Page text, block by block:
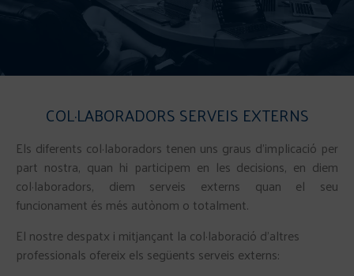
COL·LABORADORS SERVEIS EXTERNS
Els diferents col·laboradors tenen uns graus d’implicació per
part nostra, quan hi participem en les decisions, en diem
col·laboradors, diem serveis externs quan el seu
funcionament és més autònom o totalment.
El nostre despatx i mitjançant la col·laboració d’altres
professionals ofereix els següents serveis externs: